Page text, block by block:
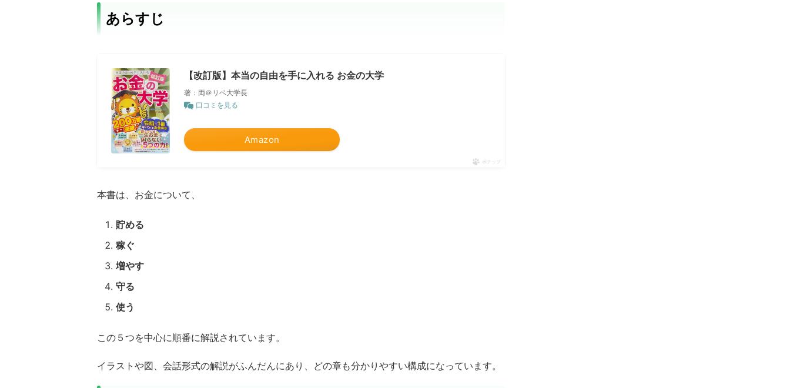
あらすじ
【改訂版】本当の自由を手に入れる お金の大学
著：両＠リベ大学長
口コミを見る
Amazon
ポチップ
本書は、お金について、
貯める
稼ぐ
増やす
守る
使う
この５つを中心に順番に解説されています。
イラストや図、会話形式の解説がふんだんにあり、どの章も分かりやすい構成になっています。